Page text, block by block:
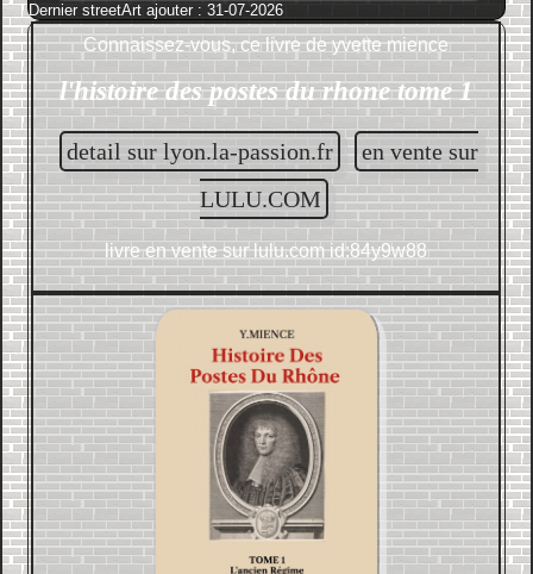
Dernier streetArt ajouter : 31-07-2026
Connaissez-vous, ce livre deyvette mience
l'histoire des postes du rhone tome 1
detail sur lyon.la-passion.fr
en vente sur
LULU.COM
livre en vente surlulu.com id:84y9w88